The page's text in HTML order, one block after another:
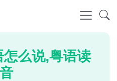
么说,粤语读
音